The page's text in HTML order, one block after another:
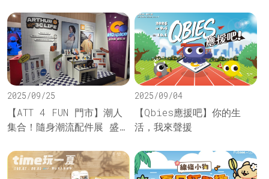
2025/09/25
【ATT 4 FUN 門市】潮人
集合！隨身潮流配件展 盛大
2025/09/04
【Qbies應援吧】你的生
活，我來聲援